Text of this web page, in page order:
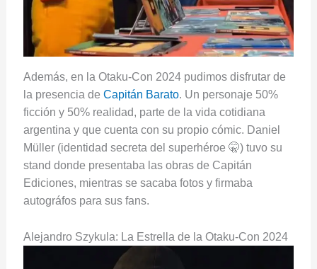
Además, en la Otaku-Con 2024 pudimos disfrutar de
la presencia de Capitán Barato. Un personaje 50%
ficción y 50% realidad, parte de la vida cotidiana
argentina y que cuenta con su propio cómic. Daniel
Müller (identidad secreta del superhéroe 🤫) tuvo su
stand donde presentaba las obras de Capitán
Ediciones, mientras se sacaba fotos y firmaba
autográfos para sus fans.
Alejandro Szykula: La Estrella de la Otaku-Con 2024